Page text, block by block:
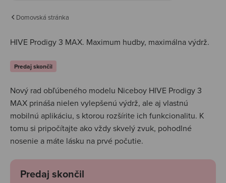
Domovská stránka
HIVE Prodigy 3 MAX. Maximum hudby, maximálna výdrž.
Predaj skončil
Nový rad obľúbeného modelu Niceboy HIVE Prodigy 3
MAX prináša nielen vylepšenú výdrž, ale aj vlastnú
mobilnú aplikáciu, s ktorou rozšírite ich funkcionalitu. K
tomu si pripočítajte ako vždy skvelý zvuk, pohodlné
nosenie a máte lásku na prvé počutie.
Predaj skončil